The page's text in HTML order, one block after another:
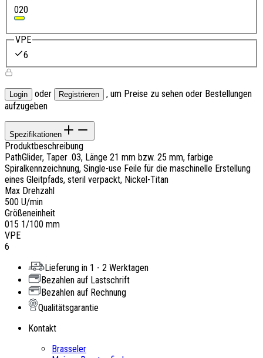
020
VPE
6
Login oder Registrieren
, um Preise zu sehen oder Bestellungen
aufzugeben
Spezifikationen
Produktbeschreibung
PathGlider, Taper .03, Länge 21 mm bzw. 25 mm, farbige
Spiralkennzeichnung, Single-use Feile für die maschinelle Erstellung
eines Gleitpfads, steril verpackt, Nickel-Titan
Max Drehzahl
500 U/min
Größeneinheit
015 1/100 mm
VPE
6
Lieferung in 1 - 2 Werktagen
Bezahlen auf Lastschrift
Bezahlen auf Rechnung
Qualitätsgarantie
Kontakt
Brasseler